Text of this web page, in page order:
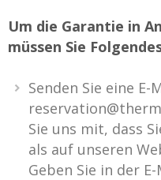
Um die Garantie in
müssen Sie
Senden Sie eine E-
Sie uns mit, dass
als auf unseren
Geben Sie in der